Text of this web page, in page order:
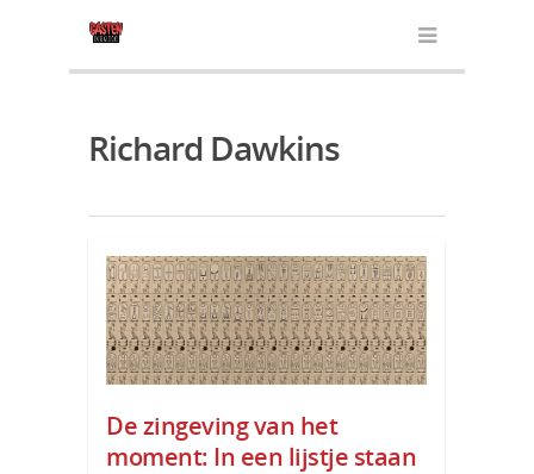
Richard Dawkins
De zingeving van het
moment: In een lijstje staan